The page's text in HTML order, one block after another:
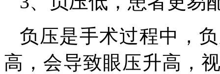
负压是手术过程中，
高，会导致眼压升高，